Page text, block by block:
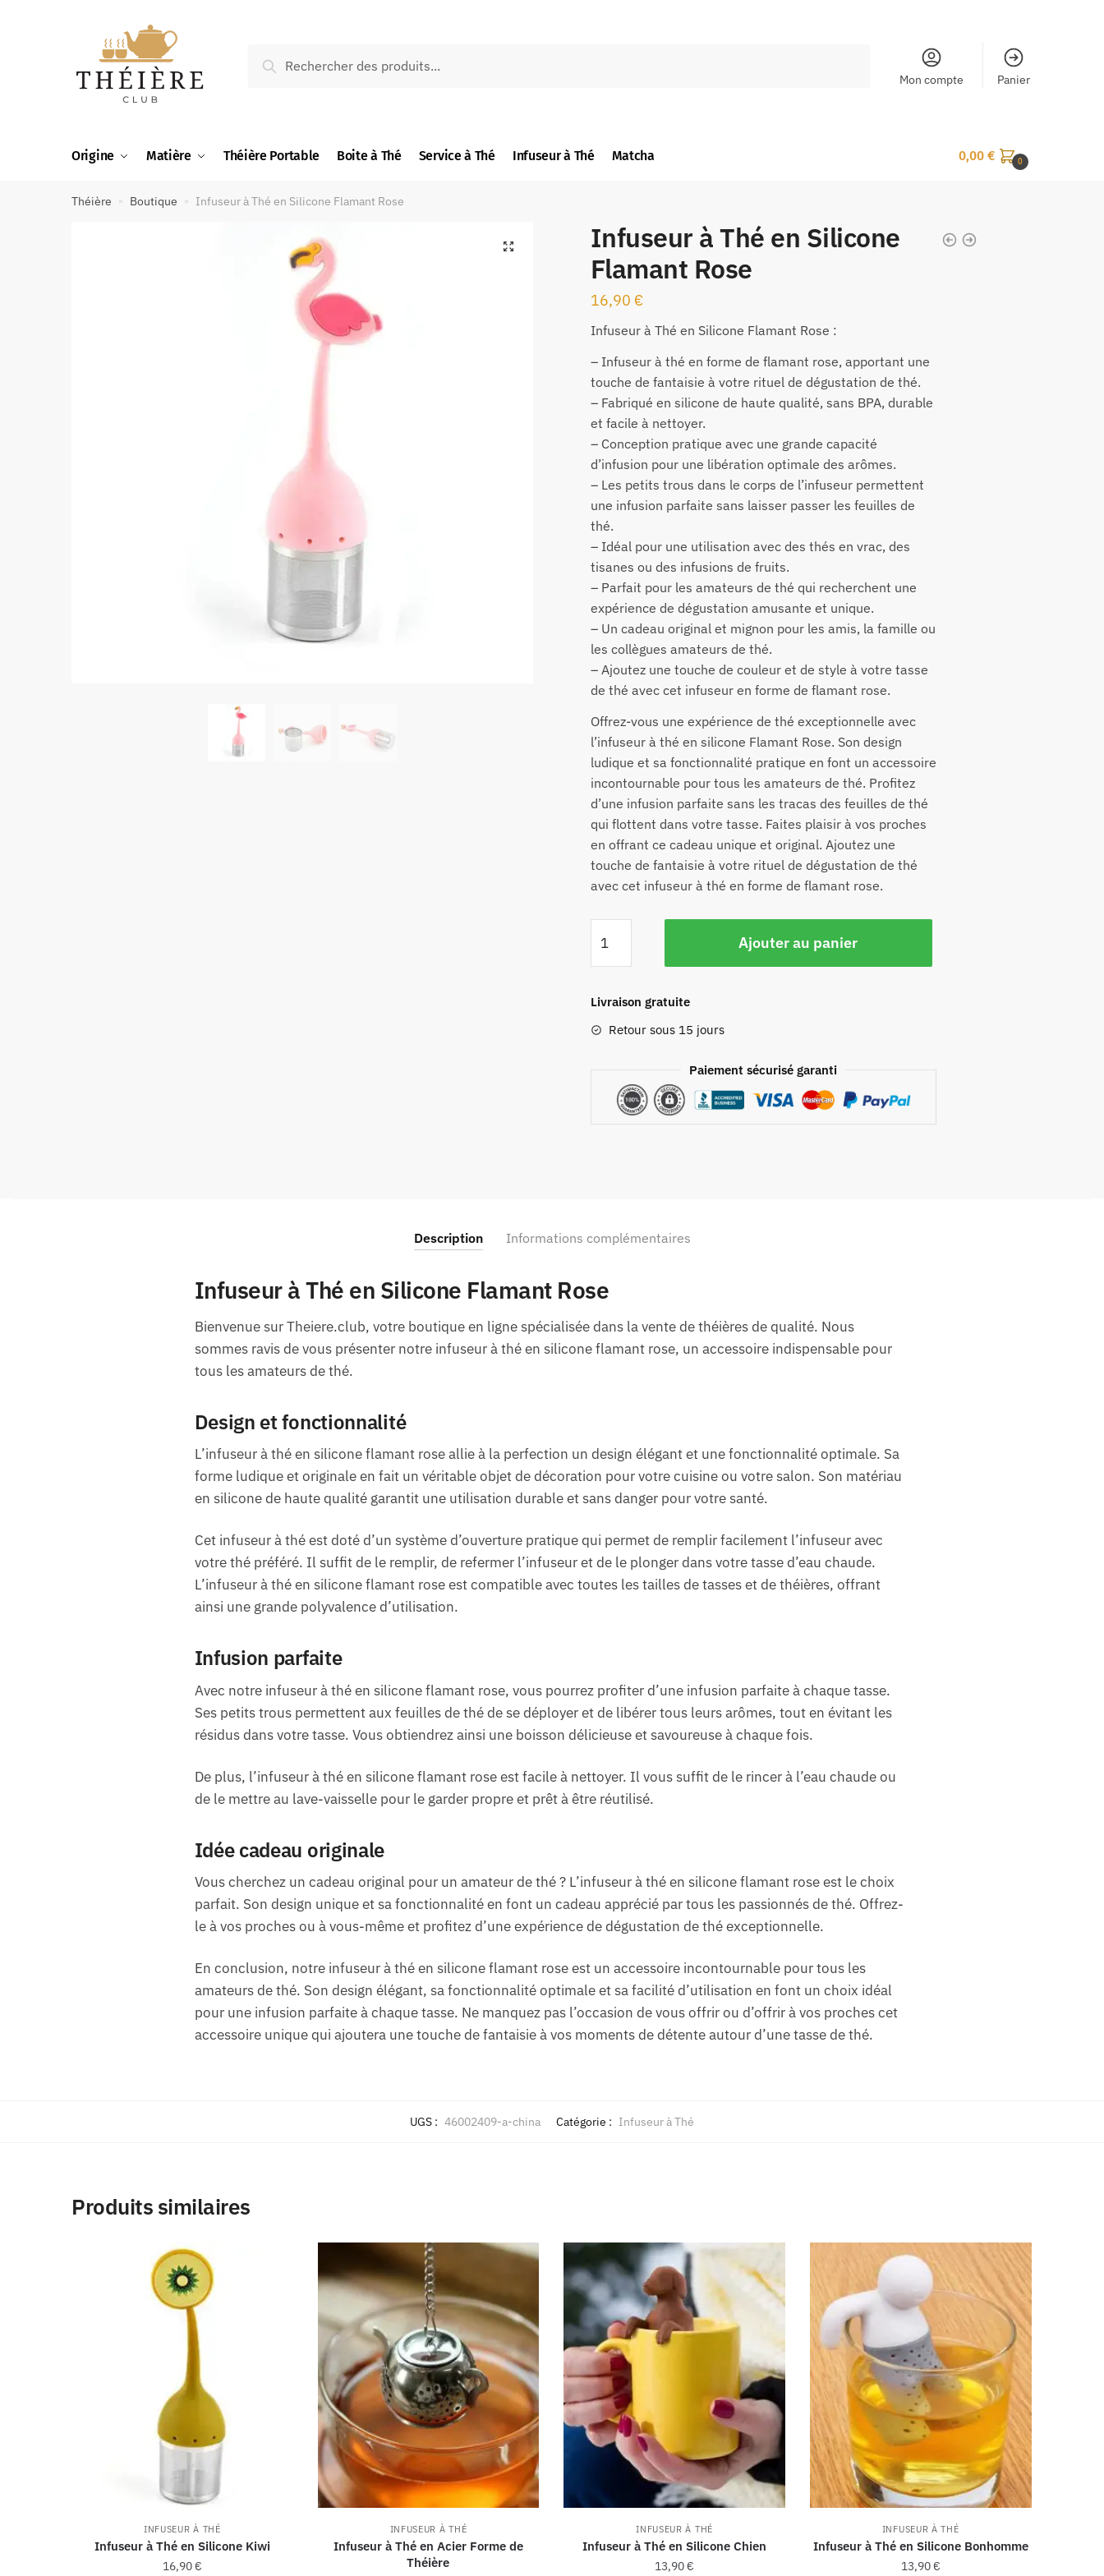
Recherche
Mon compte Panier
Origine Matière Théière Portable Boite à Thé Service à Thé Infuseur à Thé Matcha 0,00 € 0
Théière » Boutique » Infuseur à Thé en Silicone Flamant Rose
🔍
Infuseur à Thé en Silicone
Flamant Rose
16,90 €
Infuseur à Thé en Silicone Flamant Rose :
– Infuseur à thé en forme de flamant rose, apportant une
touche de fantaisie à votre rituel de dégustation de thé.
– Fabriqué en silicone de haute qualité, sans BPA, durable
et facile à nettoyer.
– Conception pratique avec une grande capacité
d’infusion pour une libération optimale des arômes.
– Les petits trous dans le corps de l’infuseur permettent
une infusion parfaite sans laisser passer les feuilles de
thé.
– Idéal pour une utilisation avec des thés en vrac, des
tisanes ou des infusions de fruits.
– Parfait pour les amateurs de thé qui recherchent une
expérience de dégustation amusante et unique.
– Un cadeau original et mignon pour les amis, la famille ou
les collègues amateurs de thé.
– Ajoutez une touche de couleur et de style à votre tasse
de thé avec cet infuseur en forme de flamant rose.
Offrez-vous une expérience de thé exceptionnelle avec
l’infuseur à thé en silicone Flamant Rose. Son design
ludique et sa fonctionnalité pratique en font un accessoire
incontournable pour tous les amateurs de thé. Profitez
d’une infusion parfaite sans les tracas des feuilles de thé
qui flottent dans votre tasse. Faites plaisir à vos proches
en offrant ce cadeau unique et original. Ajoutez une
touche de fantaisie à votre rituel de dégustation de thé
avec cet infuseur à thé en forme de flamant rose.
Ajouter au panier
Livraison gratuite
Retour sous 15 jours
Paiement sécurisé garanti
Description Informations complémentaires
Infuseur à Thé en Silicone Flamant Rose
Bienvenue sur Theiere.club, votre boutique en ligne spécialisée dans la vente de théières de qualité. Nous
sommes ravis de vous présenter notre infuseur à thé en silicone flamant rose, un accessoire indispensable pour
tous les amateurs de thé.
Design et fonctionnalité
L’infuseur à thé en silicone flamant rose allie à la perfection un design élégant et une fonctionnalité optimale. Sa
forme ludique et originale en fait un véritable objet de décoration pour votre cuisine ou votre salon. Son matériau
en silicone de haute qualité garantit une utilisation durable et sans danger pour votre santé.
Cet infuseur à thé est doté d’un système d’ouverture pratique qui permet de remplir facilement l’infuseur avec
votre thé préféré. Il suffit de le remplir, de refermer l’infuseur et de le plonger dans votre tasse d’eau chaude.
L’infuseur à thé en silicone flamant rose est compatible avec toutes les tailles de tasses et de théières, offrant
ainsi une grande polyvalence d’utilisation.
Infusion parfaite
Avec notre infuseur à thé en silicone flamant rose, vous pourrez profiter d’une infusion parfaite à chaque tasse.
Ses petits trous permettent aux feuilles de thé de se déployer et de libérer tous leurs arômes, tout en évitant les
résidus dans votre tasse. Vous obtiendrez ainsi une boisson délicieuse et savoureuse à chaque fois.
De plus, l’infuseur à thé en silicone flamant rose est facile à nettoyer. Il vous suffit de le rincer à l’eau chaude ou
de le mettre au lave-vaisselle pour le garder propre et prêt à être réutilisé.
Idée cadeau originale
Vous cherchez un cadeau original pour un amateur de thé ? L’infuseur à thé en silicone flamant rose est le choix
parfait. Son design unique et sa fonctionnalité en font un cadeau apprécié par tous les passionnés de thé. Offrez-
le à vos proches ou à vous-même et profitez d’une expérience de dégustation de thé exceptionnelle.
En conclusion, notre infuseur à thé en silicone flamant rose est un accessoire incontournable pour tous les
amateurs de thé. Son design élégant, sa fonctionnalité optimale et sa facilité d’utilisation en font un choix idéal
pour une infusion parfaite à chaque tasse. Ne manquez pas l’occasion de vous offrir ou d’offrir à vos proches cet
accessoire unique qui ajoutera une touche de fantaisie à vos moments de détente autour d’une tasse de thé.
UGS : 46002409-a-china Catégorie : Infuseur à Thé
Produits similaires
INFUSEUR À THÉ
Infuseur à Thé en Silicone Kiwi
16,90€
INFUSEUR À THÉ
Infuseur à Thé en Acier Forme de
Théière
INFUSEUR À THÉ
Infuseur à Thé en Silicone Chien
13,90€
INFUSEUR À THÉ
Infuseur à Thé en Silicone Bonhomme
13,90€